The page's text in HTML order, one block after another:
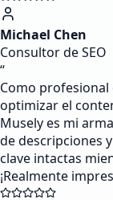
Michael Chen
Consultor de SEO
“
Como profesional
optimizar el
Musely es mi
de descripciones
clave intactas
¡Realmente